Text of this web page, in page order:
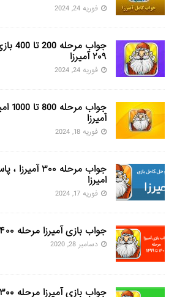
فوریه 24, 2024
جواب
۲۰۹ آمیرزا
فوریه 24, 2024
آمیرزا
فوریه 18, 2024
جواب مرحله
امیرزا
فوریه 17, 2024
جواب بازی آمیرزا مرحله ۱۴۰۰ تا ۱۴۹۹
دسامبر 28, 2020
جواب بازی آمیرزا مرحله ۱۳۰۰ تا ۱۳۹۹